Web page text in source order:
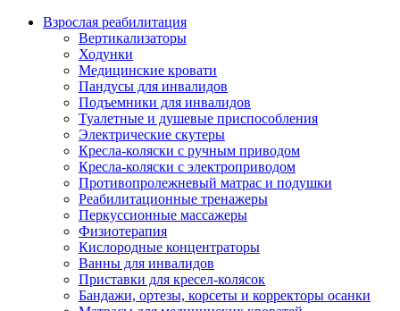
Взрослая реабилитация
Вертикализаторы
Ходунки
Медицинские кровати
Пандусы для инвалидов
Подъемники для инвалидов
Туалетные и душевые приспособления
Электрические скутеры
Кресла-коляски с ручным приводом
Кресла-коляски с электроприводом
Противопролежневый матрас и подушки
Реабилитационные тренажеры
Перкуссионные массажеры
Физиотерапия
Кислородные концентраторы
Ванны для инвалидов
Приставки для кресел-колясок
Бандажи, ортезы, корсеты и корректоры осанки